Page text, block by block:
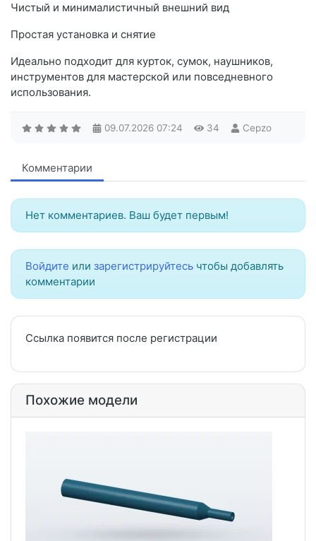
Чистый и минималистичный внешний вид
Простая установка и снятие
Идеально подходит для курток, сумок, наушников,
инструментов для мастерской или повседневного
использования.
09.07.2026 07:24 34 Cepzo
Комментарии
Нет комментариев. Ваш будет первым!
Войдите или зарегистрируйтесь чтобы добавлять
комментарии
Ссылка появится после регистрации
Похожие модели